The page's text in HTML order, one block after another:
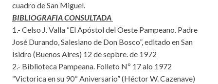
cuadro de San Miguel.
BIBLIOGRAFIA CONSULTADA
1.- Celso J. Valla “El Apóstol del Oeste Pampeano. Padre
José Durando, Salesiano de Don Bosco”, editado en San
Isidro (Buenos Aires) 12 de sepbre. de 1972
2.- Biblioteca Pampeana. Folleto Nº 17 alo 1972
“Victorica en su 90º Aniversario” (Héctor W. Cazenave)